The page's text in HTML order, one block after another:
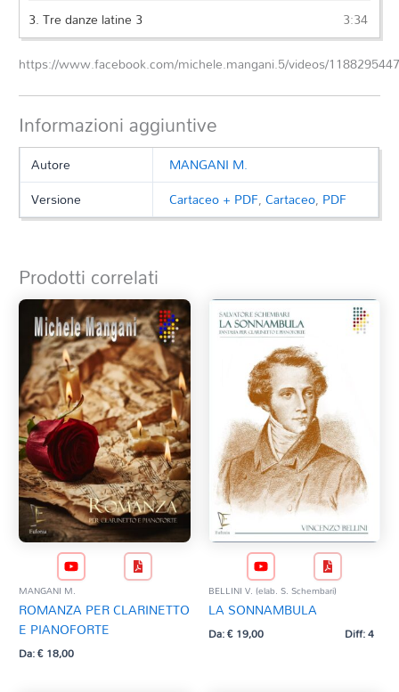
3.Tre danze latine 3
3:34
https://www.facebook.com/michele.mangani.5/videos/
Informazioni aggiuntive
Autore
MANGANI M.
Versione
Cartaceo + PDF,Cartaceo, PDF
Prodotti correlati
MANGANI M.
ROMANZA PER CLARINETTO
E PIANOFORTE
Da:€18,00
BELLINI V. (elab. S. Schembari)
LA SONNAMBULA
Da:€19,00 Diff: 4